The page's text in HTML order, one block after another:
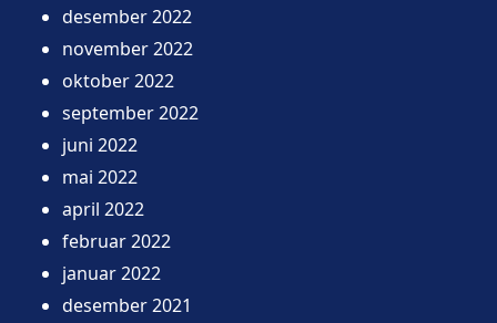
desember 2022
november 2022
oktober 2022
september 2022
juni 2022
mai 2022
april 2022
februar 2022
januar 2022
desember 2021